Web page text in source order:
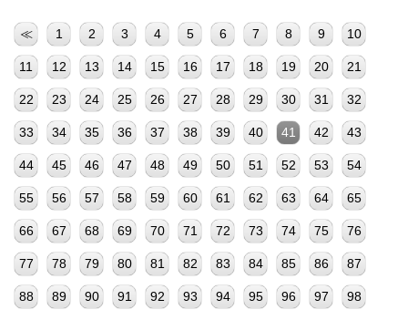
≪ 1 2 3 4 5 6 7 8 9 10
11 12 13 14 15 16 17 18 19 20 21
22 23 24 25 26 27 28 29 30 31 32
33 34 35 36 37 38 39 40 41 42 43
44 45 46 47 48 49 50 51 52 53 54
55 56 57 58 59 60 61 62 63 64 65
66 67 68 69 70 71 72 73 74 75 76
77 78 79 80 81 82 83 84 85 86 87
88 89 90 91 92 93 94 95 96 97 98